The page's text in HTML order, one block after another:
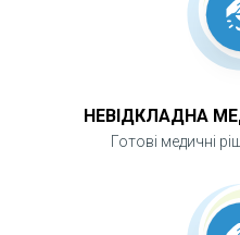
НЕВІДКЛАДНА
Готові медичні